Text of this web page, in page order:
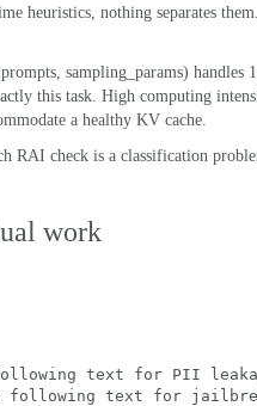
heuristics, nothing separates them.
prompts, sampling_params) handles
this task. High computing
a healthy KV cache.
RAI check is a classification
work
text for PII
following text for